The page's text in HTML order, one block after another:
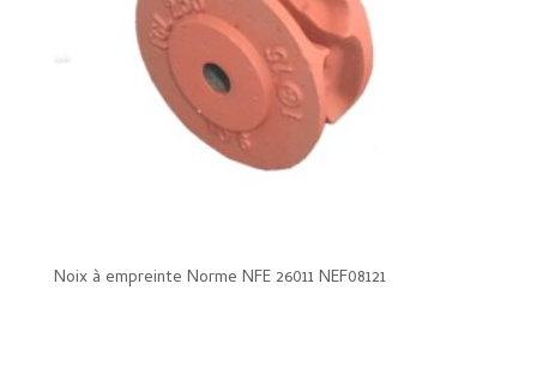
Noix à empreinte Norme NFE 26011 NEF08121